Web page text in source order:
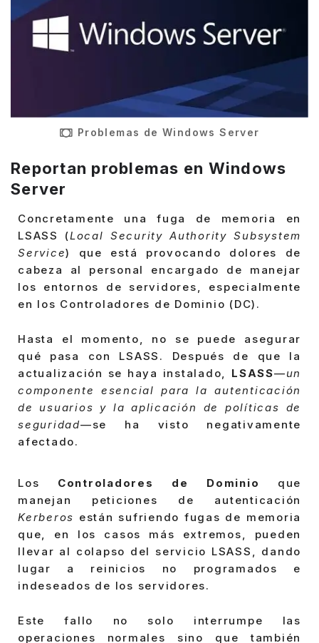
Problemas de Windows Server
Reportan problemas en Windows
Server
Concretamente una fuga de memoria en
LSASS (Local Security Authority Subsystem
Service) que está provocando dolores de
cabeza al personal encargado de manejar
los entornos de servidores, especialmente
en los Controladores de Dominio (DC).
Hasta el momento, no se puede asegurar
qué pasa con LSASS. Después de que la
actualización se haya instalado, LSASS—un
componente esencial para la autenticación
de usuarios y la aplicación de políticas de
seguridad—se ha visto negativamente
afectado.
Los Controladores de Dominio
que
manejan peticiones de autenticación
Kerberos están sufriendo fugas de memoria
que, en los casos más extremos, pueden
llevar al colapso del servicio LSASS, dando
lugar a reinicios no programados e
indeseados de los servidores.
Este fallo no solo interrumpe las
operaciones normales sino que también